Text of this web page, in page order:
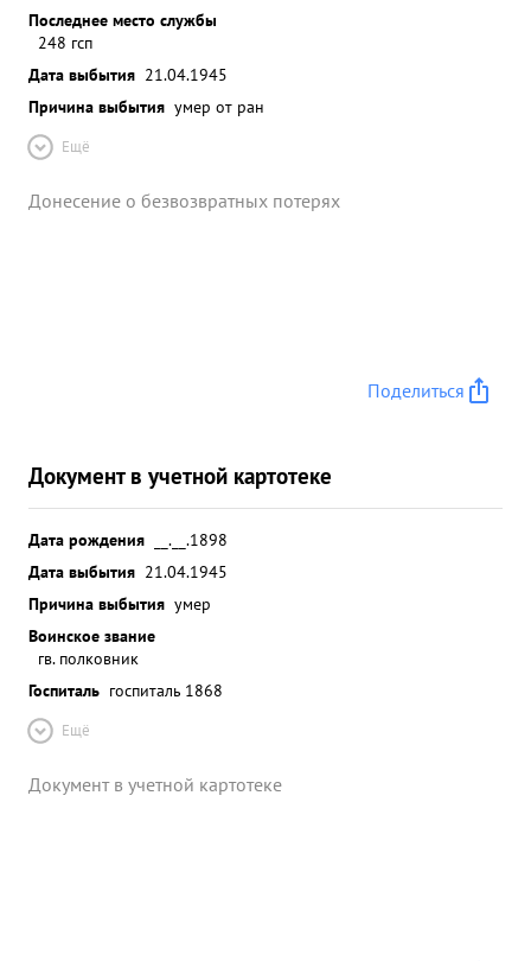
Последнее место службы
248 гсп
Дата выбытия 21.04.1945
Причина выбытия умер от ран
Ещё
Донесение о безвозвратных потерях
Поделиться
Документ в учетной картотеке
Дата рождения
__.__.1898
Дата выбытия 21.04.1945
Причина выбытия умер
Воинское звание
гв. полковник
Госпиталь госпиталь 1868
Ещё
Документ в учетной картотеке